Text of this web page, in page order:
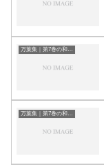
万葉集｜第7巻の和歌一覧
万葉集｜第7巻の和歌一覧